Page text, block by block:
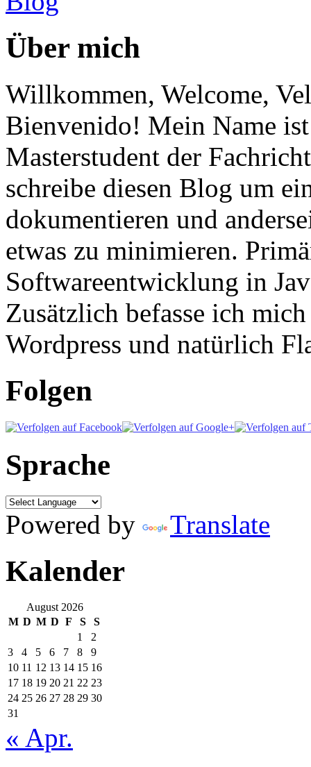
Über mich
Willkommen, Welcome,
Bienvenido! Mein Name
Masterstudent der
schreibe diesen Blog um
dokumentieren und
etwas zu minimieren.
Softwareentwicklung in
Zusätzlich befasse ich
Wordpress und natürlich
Folgen
Sprache
Powered by Translate
Kalender
August 2026
M D M D F S
S
1
2
3
4 5 6 7 8
9
10 11 12 13 14 15 16
17 18 19 20 21 22 23
24 25 26 27 28 29 30
31
« Apr.